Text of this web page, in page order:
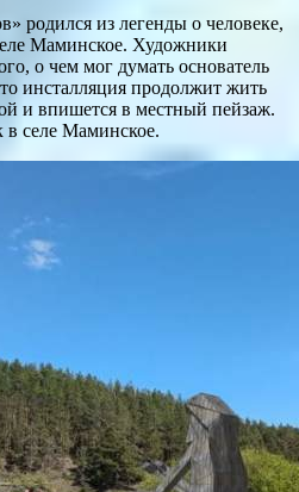
родился из легенды о человеке,
Маминское. Художники
о чем мог думать основатель
инсталляция продолжит жить
и впишется в местный пейзаж.
в селе Маминское.